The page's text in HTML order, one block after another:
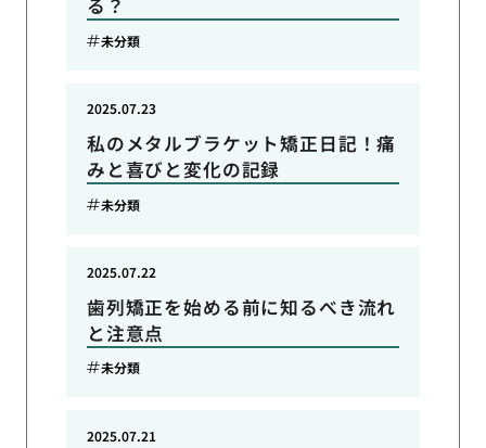
る？
未分類
私のメタルブラケット矯正日記！痛
みと喜びと変化の記録
2025.07.23
未分類
歯列矯正を始める前に知るべき流れ
と注意点
2025.07.22
未分類
2025.07.21